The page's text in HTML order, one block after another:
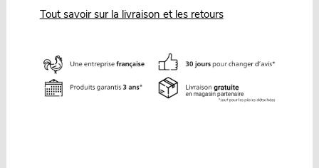
Tout savoir sur la livraison et les retours